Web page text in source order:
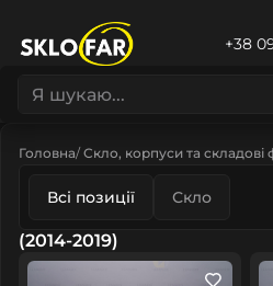
+38
Головна Скло, корпуси та складові
Всі позиції Скло
(2014-2019)